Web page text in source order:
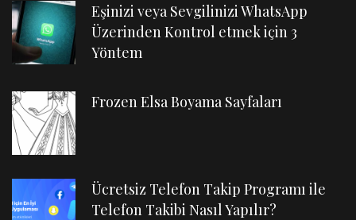
Eşinizi veya Sevgilinizi WhatsApp
Üzerinden Kontrol etmek için 3
Yöntem
Frozen Elsa Boyama Sayfaları
Ücretsiz Telefon Takip Programı ile
Telefon Takibi Nasıl Yapılır?